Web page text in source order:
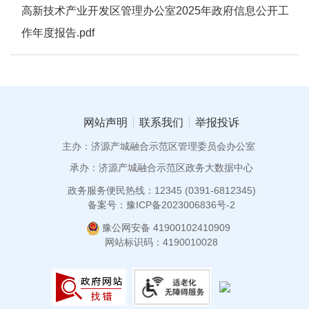
高新技术产业开发区管理办公室2025年政府信息公开工
作年度报告.pdf
网站声明 联系我们 举报投诉
主办：济源产城融合示范区管理委员会办公室
承办：济源产城融合示范区政务大数据中心
政务服务便民热线：12345 (0391-6812345)
备案号：豫ICP备2023006836号-2
豫公网安备 41900102410909
网站标识码：4190010028